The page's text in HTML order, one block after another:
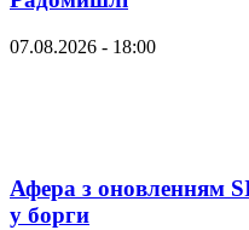
07.08.2026 - 18:00
Афера з оновленням
у борги